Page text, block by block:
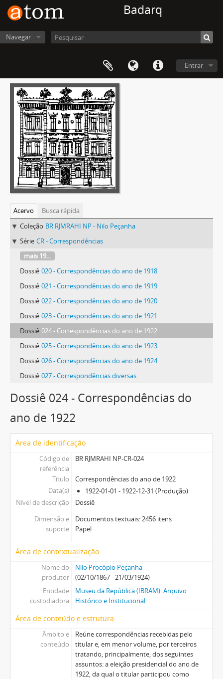
Badarq
Navegar
Entrar
Acervo
Busca rápida
Coleção BR RJMRAHI NP - Nilo Peçanha
Série CR - Correspondências
mais 19...
Dossiê 020 - Correspondências do ano de 1918
Dossiê 021 - Correspondências do ano de 1919
Dossiê 022 - Correspondências do ano de 1920
Dossiê 023 - Correspondências do ano de 1921
Dossiê 024 - Correspondências do ano de 1922
Dossiê 025 - Correspondências do ano de 1923
Dossiê 026 - Correspondências do ano de 1924
Dossiê 027 - Correspondências diversas
Dossiê 024 - Correspondências do
ano de 1922
Área de identificação
Código de
referência
BR RJMRAHI NP-CR-024
Título
Correspondências do ano de 1922
Data(s)
1922-01-01 - 1922-12-31 (Produção)
Nível de descrição
Dossiê
Dimensão e
suporte
Documentos textuais: 2456 itens
Papel
Área de contextualização
Nome do
produtor
Nilo Procópio Peçanha
(02/10/1867 - 21/03/1924)
Entidade
custodiadora
Museu da República (IBRAM). Arquivo
Histórico e Institucional
Área de conteúdo e estrutura
Âmbito e
conteúdo
Reúne correspondências recebidas pelo
titular e, em menor volume, por terceiros
tratando, principalmente, dos seguintes
assuntos: a eleição presidencial do ano de
1922, da qual o titular participou como